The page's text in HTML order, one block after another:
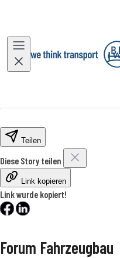
Teilen
Diese Story teilen
Link kopieren
Link wurde kopiert!
Forum Fahrzeugbau